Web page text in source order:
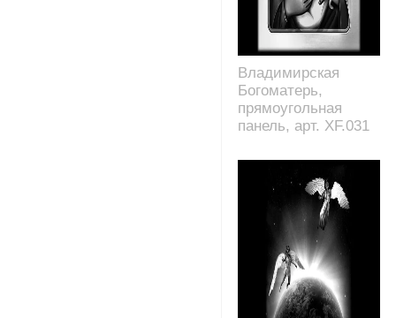
Владимирская
Богоматерь,
прямоугольная
панель, арт. XF.031